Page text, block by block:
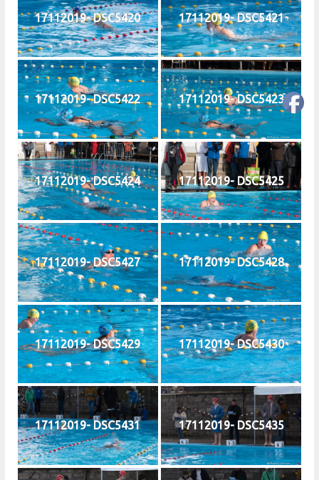
17112019- DSC5420 17112019- DSC5421
17112019- DSC5422 17112019- DSC5423
17112019- DSC5424 17112019- DSC5425
17112019- DSC5427 17112019- DSC5428
17112019- DSC5429 17112019- DSC5430
17112019- DSC5431 17112019- DSC5435